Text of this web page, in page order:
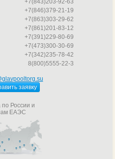
+7(843)203-92-63
+7(846)379-21-19
+7(863)303-29-62
+7(861)201-83-12
+7(391)229-80-69
+7(473)300-30-69
+7(342)235-78-42
8(800)5555-22-3
заявку
по России и
ЕАЭС